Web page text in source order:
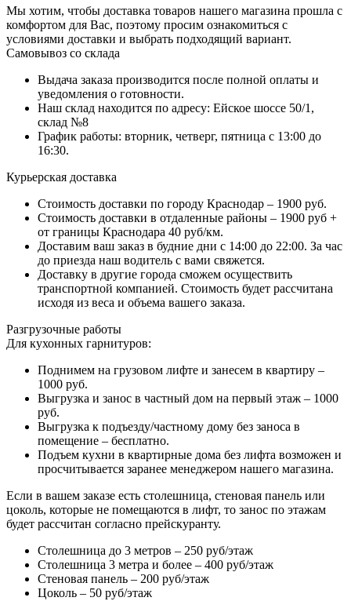
Мы хотим, чтобы доставка товаров нашего магазина прошла с
комфортом для Вас, поэтому просим ознакомиться с
условиями доставки и выбрать подходящий вариант.
Самовывоз со склада
Выдача заказа производится после полной оплаты и
уведомления о готовности.
Наш склад находится по адресу: Ейское шоссе 50/1,
склад №8
График работы: вторник, четверг, пятница с 13:00 до
16:30.
Курьерская доставка
Стоимость доставки по городу Краснодар – 1900 руб.
Стоимость доставки в отдаленные районы – 1900 руб +
от границы Краснодара 40 руб/км.
Доставим ваш заказ в будние дни с 14:00 до 22:00. За час
до приезда наш водитель с вами свяжется.
Доставку в другие города сможем осуществить
транспортной компанией. Стоимость будет рассчитана
исходя из веса и объема вашего заказа.
Разгрузочные работы
Для кухонных гарнитуров:
Поднимем на грузовом лифте и занесем в квартиру –
1000 руб.
Выгрузка и занос в частный дом на первый этаж – 1000
руб.
Выгрузка к подъезду/частному дому без заноса в
помещение – бесплатно.
Подъем кухни в квартирные дома без лифта возможен и
просчитывается заранее менеджером нашего магазина.
Если в вашем заказе есть столешница, стеновая панель или
цоколь, которые не помещаются в лифт, то занос по этажам
будет рассчитан согласно прейскуранту.
Столешница до 3 метров – 250 руб/этаж
Столешница 3 метра и более – 400 руб/этаж
Стеновая панель – 200 руб/этаж
Цоколь – 50 руб/этаж